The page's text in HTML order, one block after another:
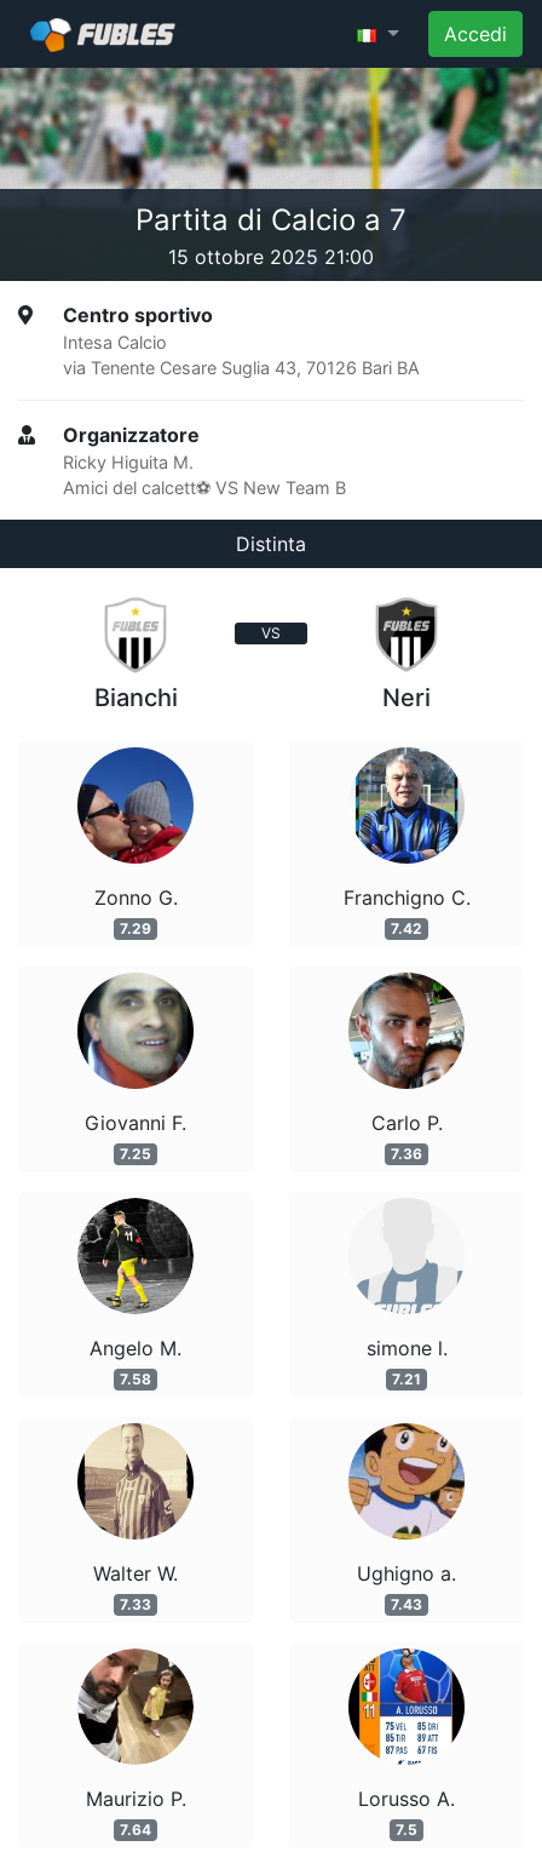
Accedi
Partita di Calcio a 7
15 ottobre 2025 21:00
Centro sportivo
Intesa Calcio
via Tenente Cesare Suglia 43, 70126 Bari BA
Organizzatore
Ricky Higuita M.
Amici del calcett⚽ VS New Team B
Distinta
VS
Bianchi
Zonno G.
7.29
Giovanni F.
7.25
Angelo M.
7.58
Walter W.
7.33
Maurizio P.
7.64
Neri
Franchigno C.
7.42
Carlo P.
7.36
simone l.
7.21
Ughigno a.
7.43
Lorusso A.
7.5